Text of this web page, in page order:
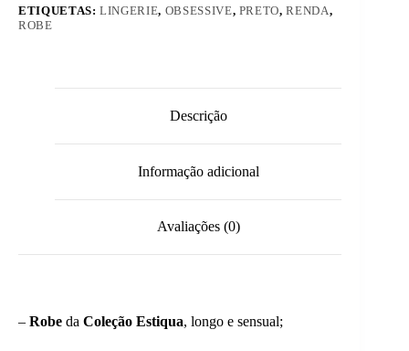
ETIQUETAS:LINGERIE, OBSESSIVE, PRETO,RENDA,
ROBE
Descrição
Informação adicional
Avaliações (0)
– Robe da Coleção Estiqua, longo e sensual;